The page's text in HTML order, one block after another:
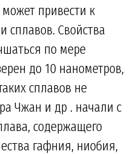
привести к
сплавов. Свойства
по мере
до 10 нанометров,
сплавов не
Чжан и др . начали с
содержащего
гафния, ниобия,